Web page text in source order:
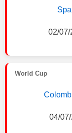
02/
World Cup
04/